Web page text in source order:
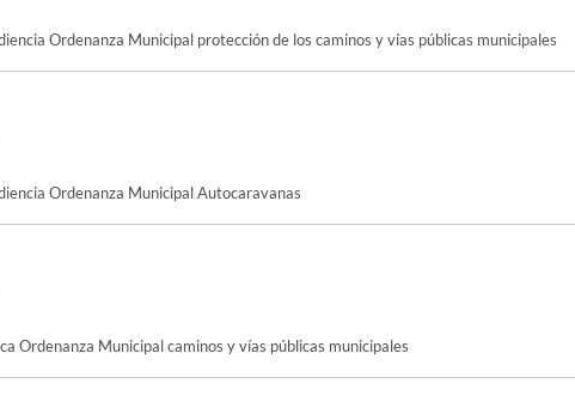
Ordenanza Municipal protección de los caminos y vías públicas municipales
Ordenanza Municipal Autocaravanas
Ordenanza Municipal caminos y vías públicas municipales